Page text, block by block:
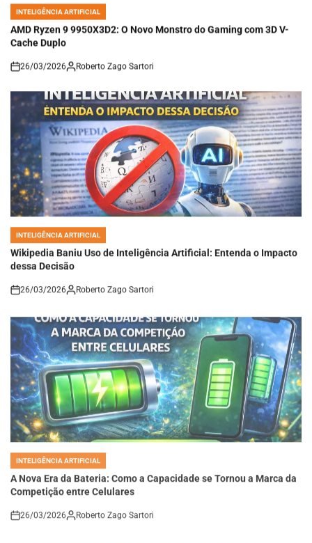
POSTED
IN
INTELIGÊNCIA ARTIFICIAL
AMD Ryzen 9 9950X3D2: O Novo Monstro do Gaming com 3D V-
Cache Duplo
on
26/03/2026 Roberto Zago Sartori
POSTED
IN
Wikipedia Baniu Uso de Inteligência Artificial: Entenda o Impacto
dessa Decisão
on
IN
INTELIGÊNCIA ARTIFICIAL
A Nova Era da Bateria: Como a Capacidade se Tornou a Marca da
Competição entre Celulares
26/03/2026 Roberto Zago Sartori